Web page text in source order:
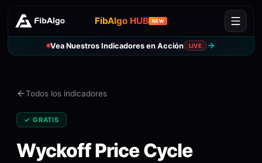
FibAlgo HUB NEW
Vea Nuestros Indicadores en Acción LIVE
Todos los indicadores
✓ GRATIS
Wyckoff Price Cycle